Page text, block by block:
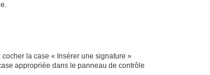
la case « Insérer une signature »
appropriée dans le panneau de contrôle